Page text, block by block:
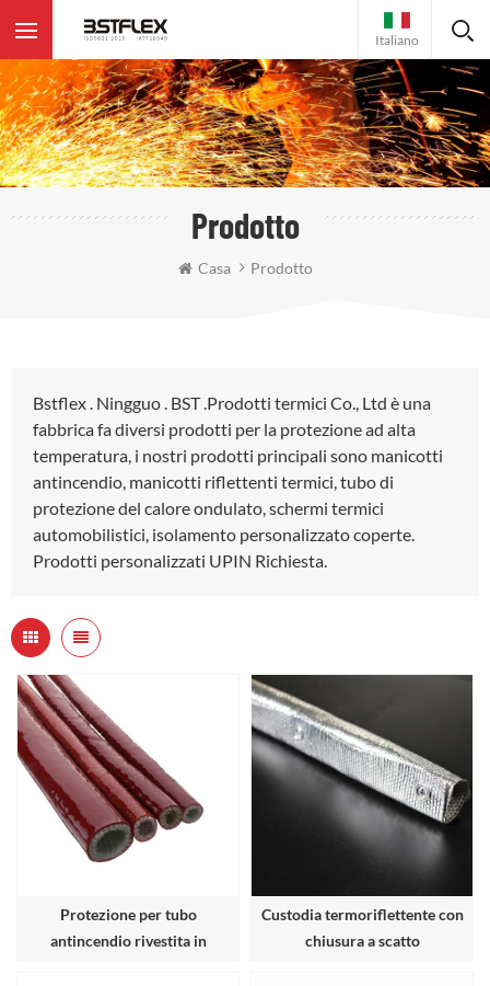
Italiano
Prodotto
Casa Prodotto
Bstflex . Ningguo . BST .Prodotti termici Co., Ltd è una
fabbrica fa diversi prodotti per la protezione ad alta
temperatura, i nostri prodotti principali sono manicotti
antincendio, manicotti riflettenti termici, tubo di
protezione del calore ondulato, schermi termici
automobilistici, isolamento personalizzato coperte.
Prodotti personalizzati UPIN Richiesta.
Protezione per tubo
antincendio rivestita in
Custodia termoriflettente con
chiusura a scatto